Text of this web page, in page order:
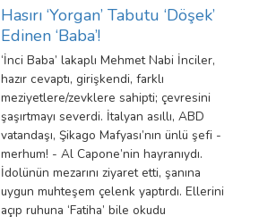
Hasırı ‘Yorgan’ Tabutu ‘Döşek’
Edinen ‘Baba’!
‘İnci Baba’ lakaplı Mehmet Nabi İnciler,
hazır cevaptı, girişkendi, farklı
meziyetlere/zevklere sahipti; çevresini
şaşırtmayı severdi. İtalyan asıllı, ABD
vatandaşı, Şikago Mafyası’nın ünlü şefi -
merhum! - Al Capone’nin hayranıydı.
İdolünün mezarını ziyaret etti, şanına
uygun muhteşem çelenk yaptırdı. Ellerini
açıp ruhuna ‘Fatiha’ bile okudu